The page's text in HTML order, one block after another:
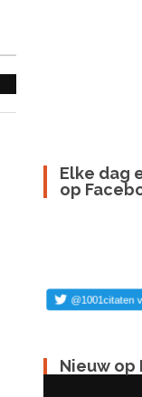
Elke dag
op
Nieuw op